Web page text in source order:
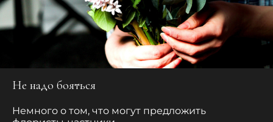
Не надо бояться
Немного о том, что могут предложить